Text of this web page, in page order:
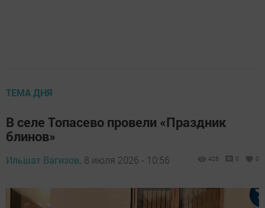
ТЕМА ДНЯ
В селе Топасево провели «Праздник
блинов»
Ильшат Вагизов, 8 июля 2026 - 10:56 428 0 0